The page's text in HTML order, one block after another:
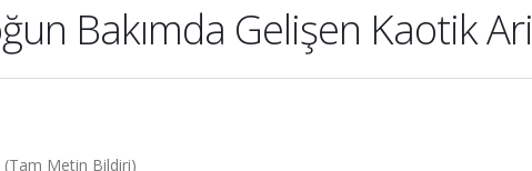
Bakımda Gelişen Kaotik
(Tam Metin Bildiri)